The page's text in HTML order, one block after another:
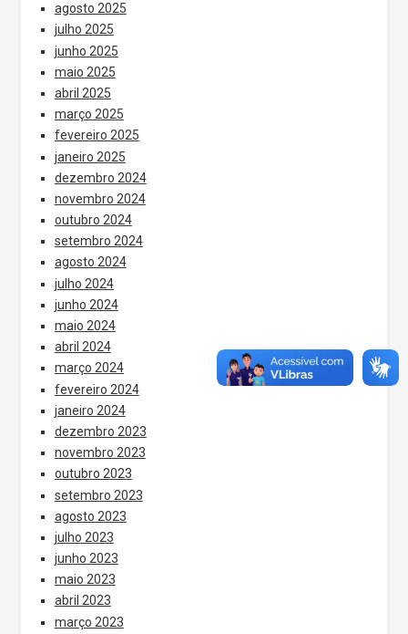
agosto 2025
julho 2025
junho 2025
maio 2025
abril 2025
março 2025
fevereiro 2025
janeiro 2025
dezembro 2024
novembro 2024
outubro 2024
setembro 2024
agosto 2024
julho 2024
junho 2024
maio 2024
abril 2024
março 2024
fevereiro 2024
janeiro 2024
dezembro 2023
novembro 2023
outubro 2023
setembro 2023
agosto 2023
julho 2023
junho 2023
maio 2023
abril 2023
março 2023